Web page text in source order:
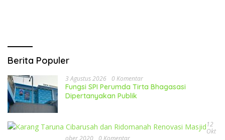
Berita Populer
3 Agustus 2026 0 Komentar
Fungsi SPI Perumda Tirta Bhagasasi
Dipertanyakan Publik
12
Okt
Ober 2020
0 Komentar